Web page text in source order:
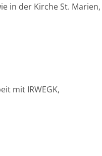
in der Kirche St. Marien,
mit IRWEGK,